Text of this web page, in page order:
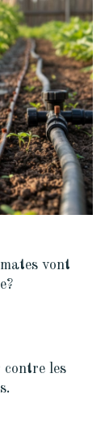
vont
contre les